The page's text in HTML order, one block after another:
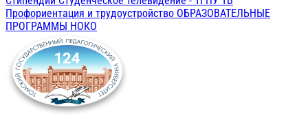
Профориентация и трудоустройство ОБРАЗОВАТЕЛЬНЫЕ
ПРОГРАММЫ НОКО